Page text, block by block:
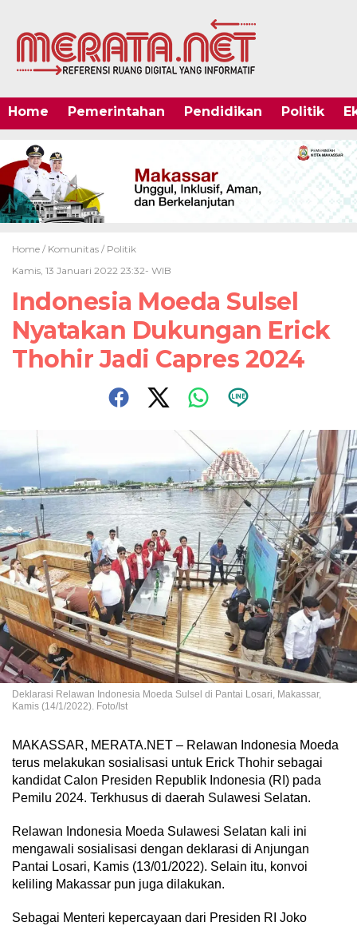
Home Pemerintahan Pendidikan Politik
Home / Komunitas / Politik
Kamis, 13 Januari 2022 23:32- WIB
Indonesia Moeda Sulsel
Nyatakan Dukungan Erick
Thohir Jadi Capres 2024
Deklarasi Relawan Indonesia Moeda Sulsel di Pantai Losari, Makassar,
Kamis (14/1/2022). Foto/Ist
MAKASSAR, MERATA.NET – Relawan Indonesia Moeda
terus melakukan sosialisasi untuk Erick Thohir sebagai
kandidat Calon Presiden Republik Indonesia (RI) pada
Pemilu 2024. Terkhusus di daerah Sulawesi Selatan.
Relawan Indonesia Moeda Sulawesi Selatan kali ini
mengawali sosialisasi dengan deklarasi di Anjungan
Pantai Losari, Kamis (13/01/2022). Selain itu, konvoi
keliling Makassar pun juga dilakukan.
Sebagai Menteri kepercayaan dari Presiden RI Joko